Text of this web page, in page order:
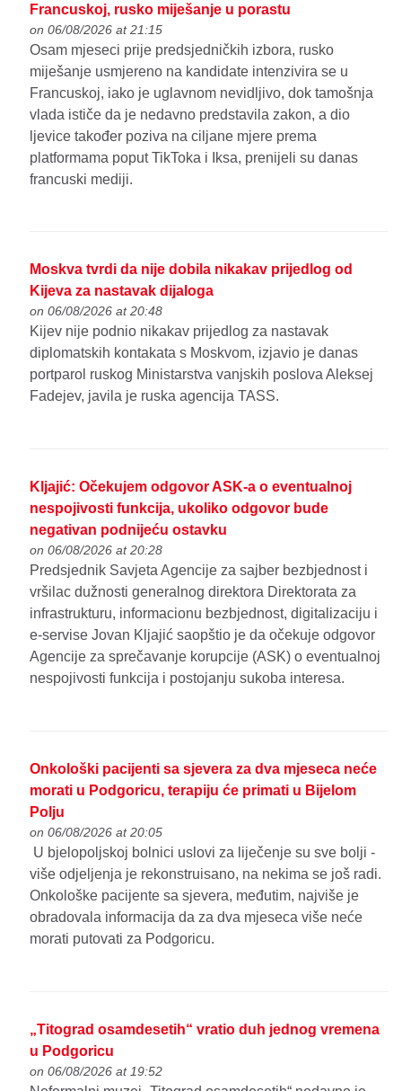
Francuskoj, rusko miješanje u porastu
on 06/08/2026 at 21:15
Osam mjeseci prije predsjedničkih izbora, rusko
miješanje usmjereno na kandidate intenzivira se u
Francuskoj, iako je uglavnom nevidljivo, dok tamošnja
vlada ističe da je nedavno predstavila zakon, a dio
ljevice također poziva na ciljane mjere prema
platformama poput TikToka i Iksa, prenijeli su danas
francuski mediji.
Moskva tvrdi da nije dobila nikakav prijedlog od
Kijeva za nastavak dijaloga
on 06/08/2026 at 20:48
Kijev nije podnio nikakav prijedlog za nastavak
diplomatskih kontakata s Moskvom, izjavio je danas
portparol ruskog Ministarstva vanjskih poslova Aleksej
Fadejev, javila je ruska agencija TASS.
Kljajić: Očekujem odgovor ASK-a o eventualnoj
nespojivosti funkcija, ukoliko odgovor bude
negativan podnijeću ostavku
on 06/08/2026 at 20:28
Predsjednik Savjeta Agencije za sajber bezbjednost i
vršilac dužnosti generalnog direktora Direktorata za
infrastrukturu, informacionu bezbjednost, digitalizaciju i
e-servise Jovan Kljajić saopštio je da očekuje odgovor
Agencije za sprečavanje korupcije (ASK) o eventualnoj
nespojivosti funkcija i postojanju sukoba interesa.
Onkološki pacijenti sa sjevera za dva mjeseca neće
morati u Podgoricu, terapiju će primati u Bijelom
Polju
on 06/08/2026 at 20:05
U bjelopoljskoj bolnici uslovi za liječenje su sve bolji -
više odjeljenja je rekonstruisano, na nekima se još radi.
Onkološke pacijente sa sjevera, međutim, najviše je
obradovala informacija da za dva mjeseca više neće
morati putovati za Podgoricu.
„Titograd osamdesetih“ vratio duh jednog vremena
u Podgoricu
on 06/08/2026 at 19:52